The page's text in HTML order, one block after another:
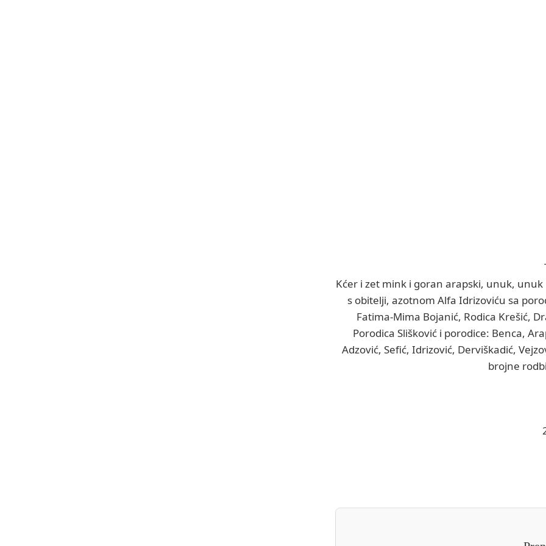
Kćer i zet mink i goran arapski, unuk,
s obitelji, azotnom Alfa Idrizoviću sa
Fatima-Mima Bojanić, Rodica Krešić,
Porodica Slišković i porodice: Benca,
Adzović, Sefić, Idrizović, Derviškadić,
brojne